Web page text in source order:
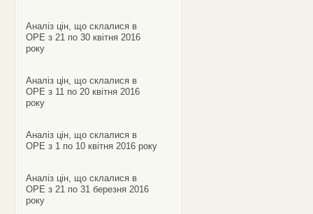
Аналіз цін, що склалися в
ОРЕ з 21 по 30 квітня 2016
року
Аналіз цін, що склалися в
ОРЕ з 11 по 20 квітня 2016
року
Аналіз цін, що склалися в
ОРЕ з 1 по 10 квітня 2016 року
Аналіз цін, що склалися в
ОРЕ з 21 по 31 березня 2016
року